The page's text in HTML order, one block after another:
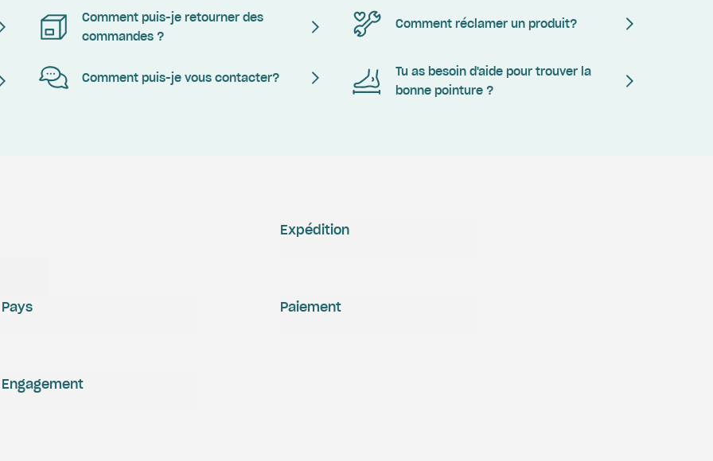
Comment puis-je retourner des
commandes ?
Comment réclamer un produit?
Comment puis-je vous contacter?
Tu as besoin d'aide pour trouver la
bonne pointure ?
Expédition
Paiement
Engagement
Pays